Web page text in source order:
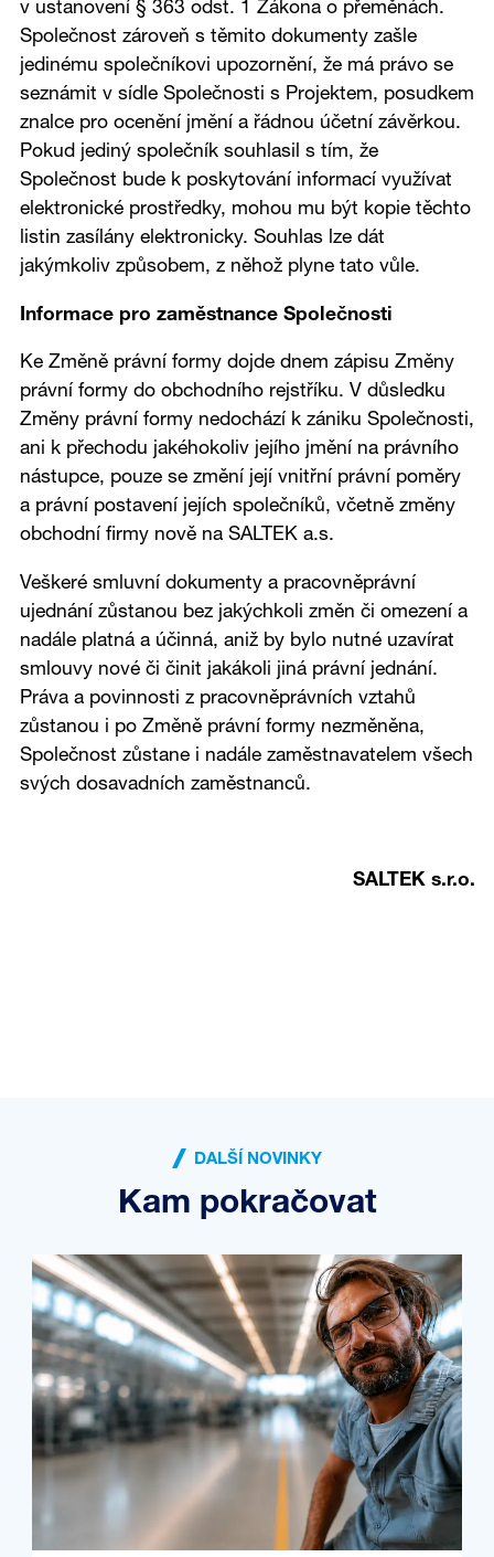
v ustanovení § 363 odst. 1 Zákona o přeměnách.
Společnost zároveň s těmito dokumenty zašle
jedinému společníkovi upozornění, že má právo se
seznámit v sídle Společnosti s Projektem, posudkem
znalce pro ocenění jmění a řádnou účetní závěrkou.
Pokud jediný společník souhlasil s tím, že
Společnost bude k poskytování informací využívat
elektronické prostředky, mohou mu být kopie těchto
listin zasílány elektronicky. Souhlas lze dát
jakýmkoliv způsobem, z něhož plyne tato vůle.
Informace pro zaměstnance Společnosti
Ke Změně právní formy dojde dnem zápisu Změny
právní formy do obchodního rejstříku. V důsledku
Změny právní formy nedochází k zániku Společnosti,
ani k přechodu jakéhokoliv jejího jmění na právního
nástupce, pouze se změní její vnitřní právní poměry
a právní postavení jejích společníků, včetně změny
obchodní firmy nově na SALTEK a.s.
Veškeré smluvní dokumenty a pracovněprávní
ujednání zůstanou bez jakýchkoli změn či omezení a
nadále platná a účinná, aniž by bylo nutné uzavírat
smlouvy nové či činit jakákoli jiná právní jednání.
Práva a povinnosti z pracovněprávních vztahů
zůstanou i po Změně právní formy nezměněna,
Společnost zůstane i nadále zaměstnavatelem všech
svých dosavadních zaměstnanců.
SALTEK s.r.o.
DALŠÍ NOVINKY
Kam pokračovat